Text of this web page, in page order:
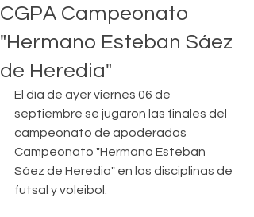
CGPA Campeonato
"Hermano Esteban Sáez
de Heredia"
El día de ayer viernes 06 de
septiembre se jugaron las finales del
campeonato de apoderados
Campeonato "Hermano Esteban
Sáez de Heredia" en las disciplinas de
futsal y voleibol.